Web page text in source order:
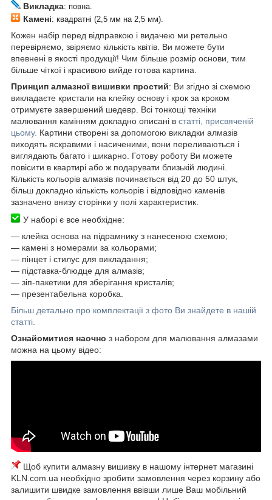
Викладка: повна.
Камені: квадратні (2,5 мм на 2,5 мм).
Кожен набір перед відправкою і видачею ми ретельно
перевіряємо, звіряємо кількість квітів. Ви можете бути
впевнені в якості продукції! Чим більше розмір основи, тим
більше чіткої і красивою вийде готова картина.
Принцип алмазної вишивки простий: Ви згідно зі схемою
викладаєте кристали на клейку основу і крок за кроком
отримуєте завершений шедевр. Всі тонкощі техніки
малювання камінням докладно описані в статті, присвяченій
цьому. Картини створені за допомогою викладки алмазів
виходять яскравими і насиченими, вони переливаються і
виглядають багато і шикарно. Готову роботу Ви можете
повісити в квартирі або ж подарувати близькій людині.
Кількість кольорів алмазів починається від 20 до 50 штук,
більш докладно кількість кольорів і відповідно каменів
зазначено внизу сторінки у полі характеристик.
У наборі є все необхідне:
― клейка основа на підрамнику з нанесеною схемою;
― камені з номерами за кольорами;
― пінцет і стилус для викладання;
― підставка-блюдце для алмазів;
― зіп-пакетики для зберігання кристалів;
― презентабельна коробка.
Більш детально про комплектації з фото Ви знайдете в нашій
статті.
Ознайомитися наочно з набором для малювання алмазами
можна на цьому відео:
Щоб купити алмазну вишивку в нашому інтернет магазині
KLN.com.ua необхідно зробити замовлення через корзину або
залишити швидке замовлення ввівши лише Ваш мобільний